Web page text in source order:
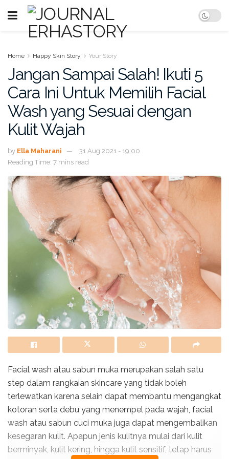
Home Happy Skin Story Your Story
Jangan Sampai Salah! Ikuti 5
Cara Ini Untuk Memilih Facial
Wash yang Sesuai dengan
Kulit Wajah
by Ella Maharani
31 Aug 2021 - 19:00
Reading Time: 7 mins read
Facial wash atau sabun muka merupakan salah satu
step dalam rangkaian skincare yang tidak boleh
terlewatkan karena selain dapat membantu mengangkat
kotoran serta debu yang menempel pada wajah, facial
wash atau sabun cuci muka juga dapat mengembalikan
kesegaran kulit. Apapun jenis kulitnya mulai dari kulit
berminyak, kulit kering, hingga kulit sensitif, tetap harus